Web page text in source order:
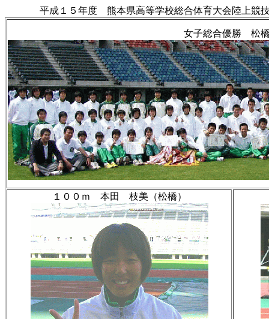
平成１５年度 熊本県高等学校総合体育大会陸上競
女子総合優勝 松
１００ｍ 本田 枝美（松橋）